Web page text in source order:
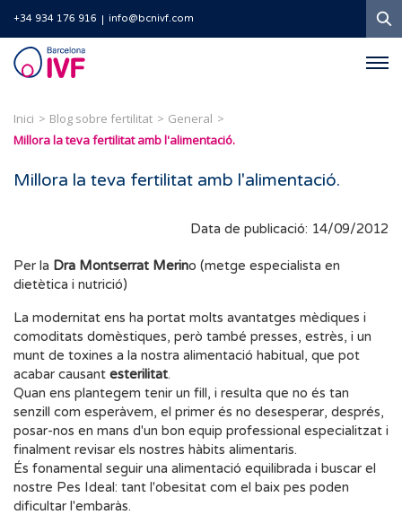
+34 934 176 916 info@bcnivf.com
Barcelona
IVF
Inici Blog sobre fertilitat
General
Millora la teva fertilitat amb l'alimentació.
Millora la teva fertilitat amb l'alimentació.
Data de publicació: 14/09/2012
Per la Dra Montserrat Merino (metge especialista en
dietètica i nutrició)
La modernitat ens ha portat molts avantatges mèdiques i
comoditats domèstiques, però també presses, estrès, i un
munt de toxines a la nostra alimentació habitual, que pot
acabar causant esterilitat.
Quan ens plantegem tenir un fill, i resulta que no és tan
senzill com esperàvem, el primer és no desesperar, després,
posar-nos en mans d'un bon equip professional especialitzat i
finalment revisar els nostres hàbits alimentaris.
És fonamental seguir una alimentació equilibrada i buscar el
nostre Pes Ideal: tant l'obesitat com el baix pes poden
dificultar l'embaràs.